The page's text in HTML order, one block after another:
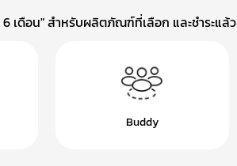
เดือน" สำหรับผลิตภัณฑ์ที่เลือก และชำระแล้ว
Buddy